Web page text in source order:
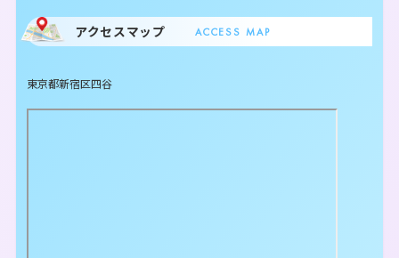
アクセスマップ ACCESS MAP
東京都新宿区四谷